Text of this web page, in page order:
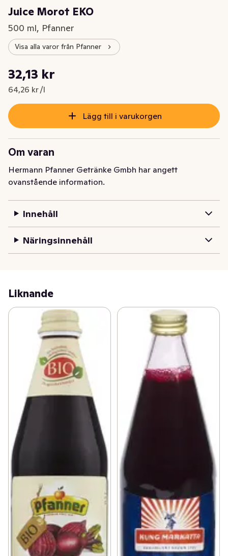
Juice Morot EKO
500 ml, Pfanner
Visa alla varor från Pfanner
Nuvarande pris är: 32,13 kr
32,13 kr
64,26 kr /l
Styckpris: 64,26 kr /l
Lägg till i varukorgen
Om varan
Hermann Pfanner Getränke Gmbh har angett
ovanstående information.
Innehåll
Näringsinnehåll
Liknande